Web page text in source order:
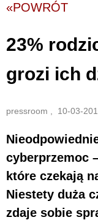
«POWRÓT
23%
grozi ich
pressroom , 10-03-
cyberprzemoc
które czekają
Niestety duża
zdaje sobie